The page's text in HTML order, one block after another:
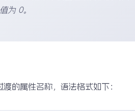
为 0。
的属性名称，语法格式如下：